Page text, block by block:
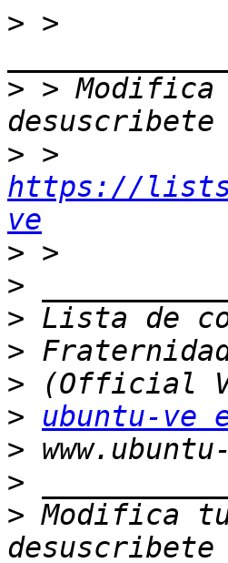
> >
> > Modifica
>
https://
ve
>
>
>
>
>
>
ubuntu-ve
>
>
> Modifica